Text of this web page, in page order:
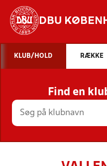
DBU
STILLINGER,
KLUB/HOLD RÆKKE
Find en